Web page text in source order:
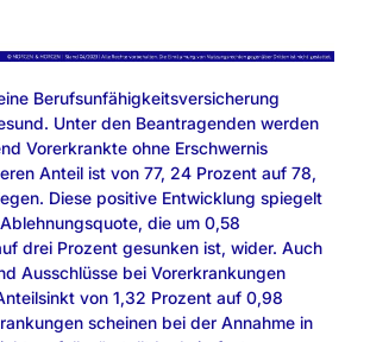
Berufsunfähigkeitsversicherung
Unter den Beantragenden werden
Vorerkrankte ohne Erschwernis
Anteil ist von 77, 24 Prozent auf 78,
Diese positive Entwicklung spiegelt
die um 0,58
drei Prozent gesunken ist, wider. Auch
Ausschlüsse bei Vorerkrankungen
von 1,32 Prozent auf 0,98
scheinen bei der Annahme in